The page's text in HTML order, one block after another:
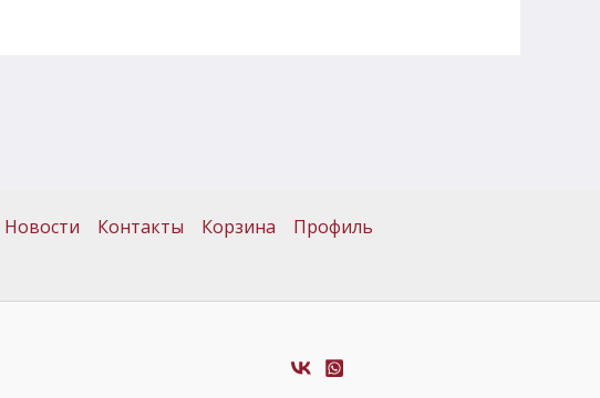
Новости Контакты Корзина Профиль